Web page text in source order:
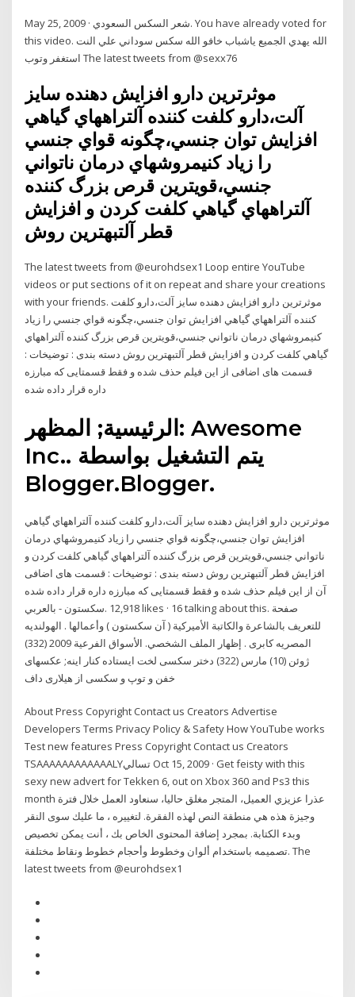
May 25, 2009 · شعر السكس السعودي. You have already voted for
this video. الله يهدي الجميع ياشباب خافو الله سكس سوداني علي النت
استغفر وتوب The latest tweets from @sexx76
موثرترين دارو افزايش دهنده سايز
آلت،دارو كلفت كننده آلتراههاي گياهي
افزايش توان جنسي،چگونه قواي جنسي
را زياد كنيمروشهاي درمان ناتواني
جنسي،قويترين قرص بزرگ كننده
آلتراههاي گياهي كلفت كردن و افزايش
قطر آلتبهترين روش
The latest tweets from @eurohdsex1 Loop entire YouTube
videos or put sections of it on repeat and share your creations
with your friends. موثرترين دارو افزايش دهنده سايز آلت،دارو كلفت
كننده آلتراههاي گياهي افزايش توان جنسي،چگونه قواي جنسي را زياد
كنيمروشهاي درمان ناتواني جنسي،قويترين قرص بزرگ كننده آلتراههاي
گياهي كلفت كردن و افزايش قطر آلتبهترين روش دسته بندی : توضیخات :
قسمت های اضافی از این فیلم حذف شده و فقط قسمتایی که مبارزه
داره قرار داده شده
الرئيسية; المظهر: Awesome
Inc‎.‎. يتم التشغيل بواسطة
Blogger.Blogger.
موثرترين دارو افزايش دهنده سايز آلت،دارو كلفت كننده آلتراههاي گياهي
افزايش توان جنسي،چگونه قواي جنسي را زياد كنيمروشهاي درمان
ناتواني جنسي،قويترين قرص بزرگ كننده آلتراههاي گياهي كلفت كردن و
افزايش قطر آلتبهترين روش دسته بندی : توضیخات : قسمت های اضافی
از این فیلم حذف شده و فقط قسمتایی که مبارزه داره قرار داده شده ‎آن
سكستون - بالعربي‎. 12,918 likes · 16 talking about this. ‎صفحة
للتعريف بالشاعرة والكاتبة الأميركية ( آن سكستون ) وأعمالها . الهولنديه
المصريه كابرى . إظهار الملف الشخصي. الأسواق الفرعية 2009 (332)
ژوئن (10) مارس (322) دختر سکسی لخت ایستاده کنار اینه; عکسهای
خفن و توپ و سکسی از هیلاری داف
About Press Copyright Contact us Creators Advertise
Developers Terms Privacy Policy & Safety How YouTube works
Test new features Press Copyright Contact us Creators
TSAAAAAAAAAAAALYتسالي Oct 15, 2009 · Get feisty with this
sexy new advert for Tekken 6, out on Xbox 360 and Ps3 this
month عذرا عزيزي العميل، المتجر مغلق حاليا، سنعاود العمل خلال فترة
وجيزة هذه هي منطقة النص لهذه الفقرة. لتغييره ، ما عليك سوى النقر
وبدء الكتابة. بمجرد إضافة المحتوى الخاص بك ، أنت يمكن تخصيص
تصميمه باستخدام ألوان وخطوط وأحجام خطوط ونقاط مختلفة. The
latest tweets from @eurohdsex1